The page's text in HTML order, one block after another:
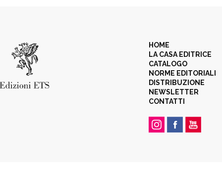
HOME
LA CASA EDITRICE
CATALOGO
NORME EDITORIALI
DISTRIBUZIONE
NEWSLETTER
CONTATTI